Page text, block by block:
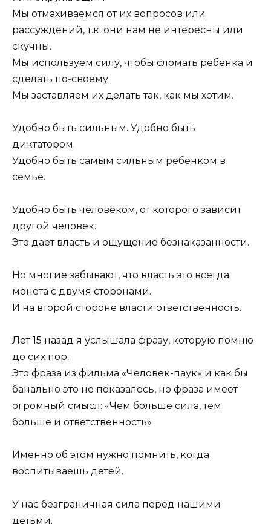
Мы отмахиваемся от их вопросов или
рассуждений, т.к. они нам не интересны или
скучны.
Мы используем силу, чтобы сломать ребенка и
сделать по-своему.
Мы заставляем их делать так, как мы хотим.
Удобно быть сильным. Удобно быть
диктатором.
Удобно быть самым сильным ребенком в
семье.
Удобно быть человеком, от которого зависит
другой человек.
Это дает власть и ощущение безнаказанности.
Но многие забывают, что власть это всегда
монета с двумя сторонами.
И на второй стороне власти ответственность.
Лет 15 назад я услышала фразу, которую помню
до сих пор.
Это фраза из фильма «Человек-паук» и как бы
банально это не показалось, но фраза имеет
огромный смысл: «Чем больше сила, тем
больше и ответственность»
Именно об этом нужно помнить, когда
воспитываешь детей.
У нас безграничная сила перед нашими
детьми.